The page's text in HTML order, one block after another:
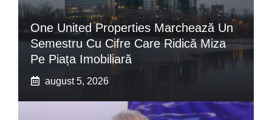
One United Properties Marchează Un
Semestru Cu Cifre Care Ridică Miza
Pe Piața Imobiliară
august 5, 2026